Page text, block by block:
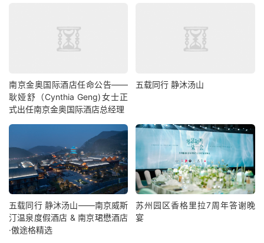
南京金奥国际酒店任命公告——
耿娅舒（Cynthia Geng)女士正
式出任南京金奥国际酒店总经理
五载同行 静沐汤山
五载同行 静沐汤山——南京威斯
汀温泉度假酒店 & 南京珺懋酒店
·傲途格精选
苏州园区香格里拉7周年答谢晚
宴